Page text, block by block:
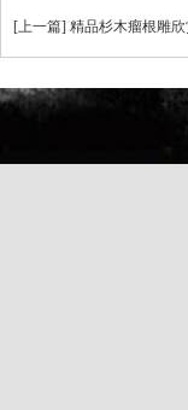
[上一篇] 精品杉木瘤根雕欣